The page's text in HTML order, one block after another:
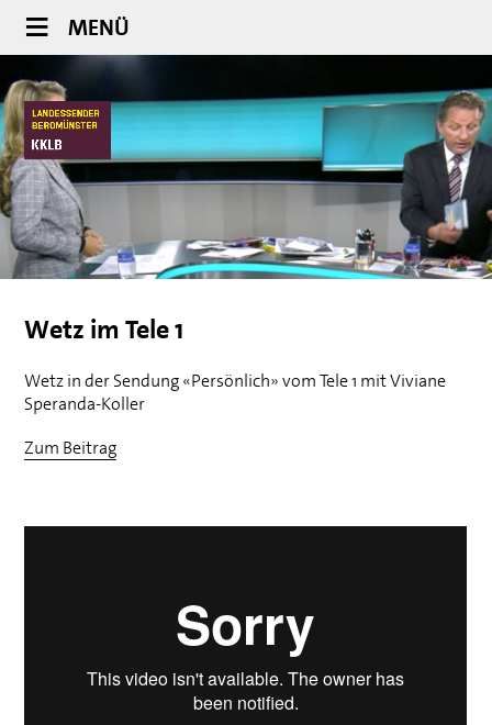
MENÜ
Wetz im Tele 1
Wetz in der Sendung «Persönlich» vom Tele 1 mit Viviane
Speranda-Koller
Zum Beitrag